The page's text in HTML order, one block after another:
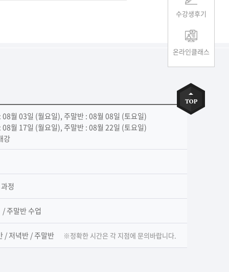
수강생후기
온라인클래스
08월 03일 (월요일), 주말반 : 08월 08일 (토요일)
08월 17일 (월요일), 주말반 : 08월 22일 (토요일)
강
정
주말반 수업
/ 저녁반 / 주말반 ※정확한 시간은 각 지점에 문의바랍니다.